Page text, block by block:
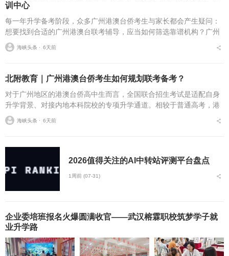
训中心
每一年升学备考阶段，众多广州港澳台侨考生与家长都会产生疑问：
想要找到合适的广州港澳台联考辅导，应当如何筛选靠谱机构？广州
本地提供港澳台联考辅导的机构数量不少，各家的教研体系、课程规
划、学情管理存在明显...
海峡头条 ⋅ 6天前
北附教育｜广州港澳台侨考生如何规划联考备考？
对于广州地区的港澳台侨高中生而言，全国联合招生考试是适配自身
升学背景、对接内地本科院校的专项升学通道。相较于普通高考，港
澳台侨联考在考点范围、题型结构、考察侧重上均存在明显差异，不
少考生因沿用普通高考...
海峡头条 ⋅ 6天前
2026值得关注的AI中转站评测平台盘点
1周前 (07-31)
企业委培班报名火爆圆满收官——武汉榕霖职校筑梦学子就
业升学路